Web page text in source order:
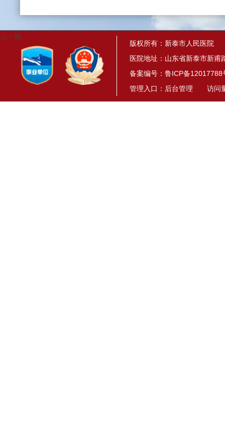
上一篇
版权所有：新泰市人民医院
医院地址：山东省新泰市新甫
备案编号： 鲁ICP备12017788
管理入口： 后台管理 访问量